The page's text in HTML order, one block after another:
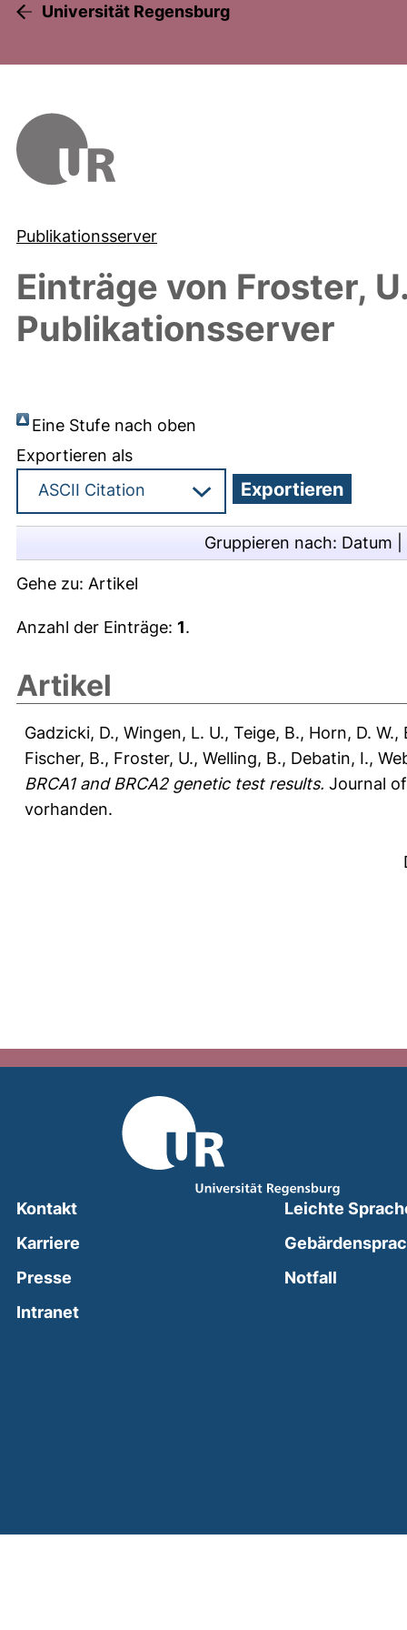
Universität Regensburg
Publikationsserver
Einträge von Froster,
Publikationsserver
Eine Stufe nach oben
Exportieren als
Gruppieren nach: Datum
Gehe zu: Artikel
Anzahl der Einträge: 1.
Artikel
Gadzicki, D., Wingen, L. U., Teige, B., Horn, D. W.,
Fischer, B., Froster, U., Welling, B., Debatin, I.,
BRCA1 and BRCA2 genetic test results. Journal
vorhanden.
Kontakt
Karriere
Presse
Intranet(external link, opens in a new window)
Leichte
Notfall